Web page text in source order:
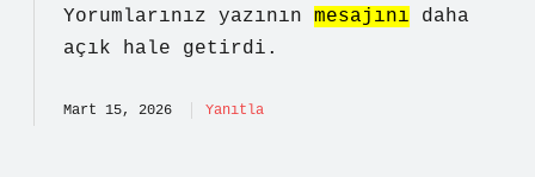
Yorumlarınız yazının mesajını daha
açık hale getirdi.
Mart 15, 2026 Yanıtla